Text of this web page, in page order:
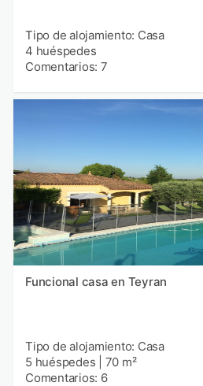
Tipo de alojamiento: Casa
4 huéspedes
Comentarios: 7
Funcional casa en Teyran
Tipo de alojamiento: Casa
5 huéspedes
70 m²
Comentarios: 6